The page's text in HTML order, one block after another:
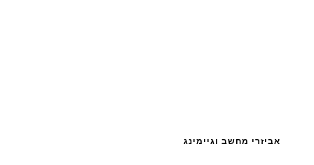
אביזרי מחשב וגיימינג